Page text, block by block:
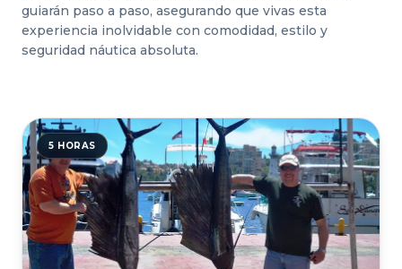
guiarán paso a paso, asegurando que vivas esta
experiencia inolvidable con comodidad, estilo y
seguridad náutica absoluta.
5 HORAS